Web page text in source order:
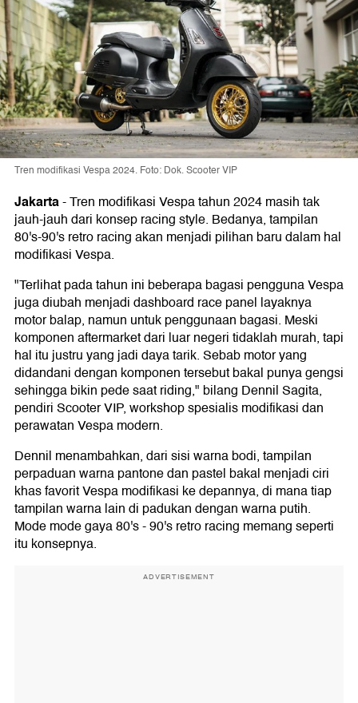
Tren modifikasi Vespa 2024. Foto: Dok. Scooter VIP
Jakarta-Tren modifikasi Vespa tahun 2024 masih tak
jauh-jauh dari konsep racing style. Bedanya, tampilan
80's-90's retro racing akan menjadi pilihan baru dalam hal
modifikasi Vespa.
"Terlihat pada tahun ini beberapa bagasi pengguna Vespa
juga diubah menjadi dashboard race panel layaknya
motor balap, namun untuk penggunaan bagasi. Meski
komponen aftermarket dari luar negeri tidaklah murah, tapi
hal itu justru yang jadi daya tarik. Sebab motor yang
didandani dengan komponen tersebut bakal punya gengsi
sehingga bikin pede saat riding," bilang Dennil Sagita,
pendiri Scooter VIP, workshop spesialis modifikasi dan
perawatan Vespa modern.
Dennil menambahkan, dari sisi warna bodi, tampilan
perpaduan warna pantone dan pastel bakal menjadi ciri
khas favorit Vespa modifikasi ke depannya, di mana tiap
tampilan warna lain di padukan dengan warna putih.
Mode mode gaya 80's - 90's retro racing memang seperti
itu konsepnya.
ADVERTISEMENT